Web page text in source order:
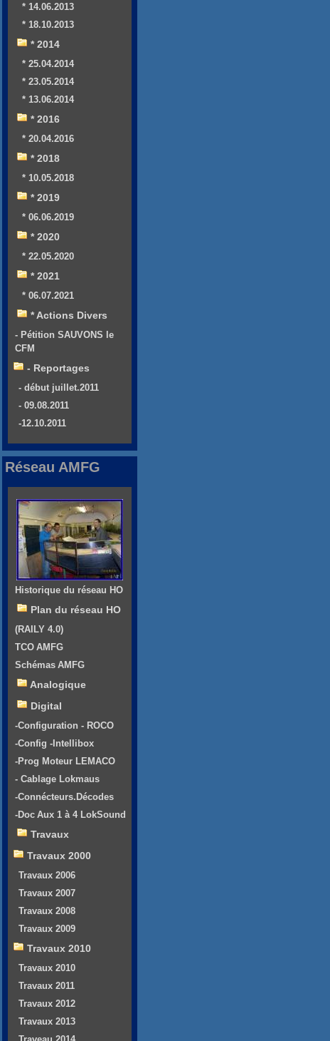
* 14.06.2013
* 18.10.2013
* 2014
* 25.04.2014
* 23.05.2014
* 13.06.2014
* 2016
* 20.04.2016
* 2018
* 10.05.2018
* 2019
* 06.06.2019
* 2020
* 22.05.2020
* 2021
* 06.07.2021
* Actions Divers
- Pétition SAUVONS le
CFM
- Reportages
- début juillet.2011
- 09.08.2011
-12.10.2011
Réseau AMFG
Historique du réseau HO
Plan du réseau HO
(RAILY 4.0)
TCO AMFG
Schémas AMFG
Analogique
Digital
-Configuration - ROCO
-Config -Intellibox
-Prog Moteur LEMACO
- Cablage Lokmaus
-Connécteurs.Décodes
-Doc Aux 1 à 4 LokSound
Travaux
Travaux 2000
Travaux 2006
Travaux 2007
Travaux 2008
Travaux 2009
Travaux 2010
Travaux 2010
Travaux 2011
Travaux 2012
Travaux 2013